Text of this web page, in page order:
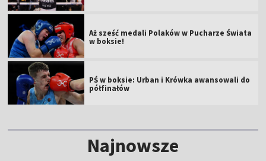
Aż sześć medali Polaków w Pucharze Świata
w boksie!
PŚ w boksie: Urban i Krówka awansowali do
półfinałów
Najnowsze